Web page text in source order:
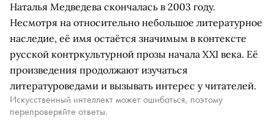
Наталья Медведева скончалась в 2003 году.
Несмотря на относительно небольшое литературное
наследие, её имя остаётся значимым в контексте
русской контркультурной прозы начала XXI века. Её
произведения продолжают изучаться
литературоведами и вызывать интерес у читателей.
Искусственный интеллект может ошибаться, поэтому
перепроверяйте ответы.